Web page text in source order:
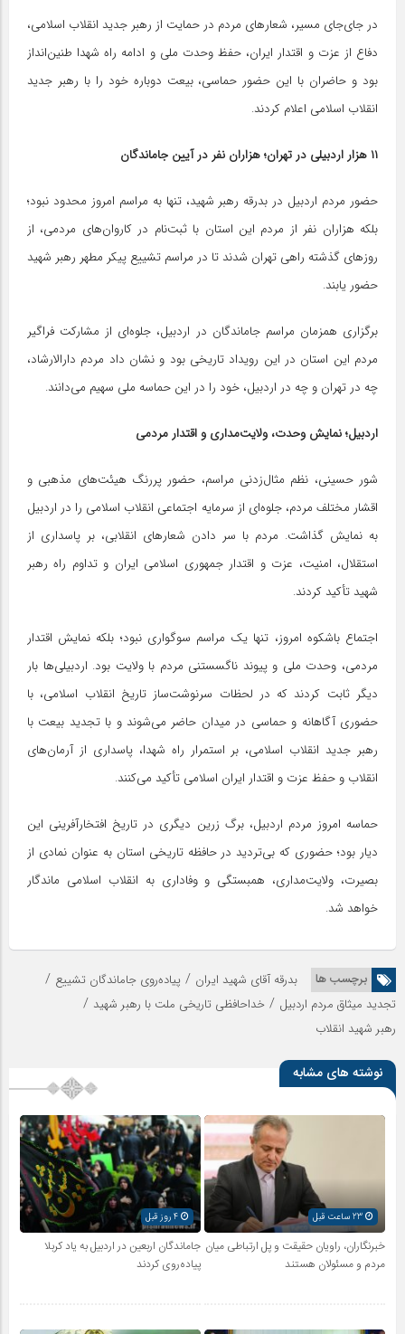
در جای‌جای مسیر، شعارهای مردم در حمایت از رهبر جدید انقلاب اسلامی،
دفاع از عزت و اقتدار ایران، حفظ وحدت ملی و ادامه راه شهدا طنین‌انداز
بود و حاضران با این حضور حماسی، بیعت دوباره خود را با رهبر جدید
انقلاب اسلامی اعلام کردند.
۱۱ هزار اردبیلی در تهران؛ هزاران نفر در آیین جاماندگان
حضور مردم اردبیل در بدرقه رهبر شهید، تنها به مراسم امروز محدود نبود؛
بلکه هزاران نفر از مردم این استان با ثبت‌نام در کاروان‌های مردمی، از
روزهای گذشته راهی تهران شدند تا در مراسم تشییع پیکر مطهر رهبر شهید
حضور یابند.
برگزاری همزمان مراسم جاماندگان در اردبیل، جلوه‌ای از مشارکت فراگیر
مردم این استان در این رویداد تاریخی بود و نشان داد مردم دارالارشاد،
چه در تهران و چه در اردبیل، خود را در این حماسه ملی سهیم می‌دانند.
اردبیل؛ نمایش وحدت، ولایت‌مداری و اقتدار مردمی
شور حسینی، نظم مثال‌زدنی مراسم، حضور پررنگ هیئت‌های مذهبی و
اقشار مختلف مردم، جلوه‌ای از سرمایه اجتماعی انقلاب اسلامی را در اردبیل
به نمایش گذاشت. مردم با سر دادن شعارهای انقلابی، بر پاسداری از
استقلال، امنیت، عزت و اقتدار جمهوری اسلامی ایران و تداوم راه رهبر
شهید تأکید کردند.
اجتماع باشکوه امروز، تنها یک مراسم سوگواری نبود؛ بلکه نمایش اقتدار
مردمی، وحدت ملی و پیوند ناگسستنی مردم با ولایت بود. اردبیلی‌ها بار
دیگر ثابت کردند که در لحظات سرنوشت‌ساز تاریخ انقلاب اسلامی، با
حضوری آگاهانه و حماسی در میدان حاضر می‌شوند و با تجدید بیعت با
رهبر جدید انقلاب اسلامی، بر استمرار راه شهدا، پاسداری از آرمان‌های
انقلاب و حفظ عزت و اقتدار ایران اسلامی تأکید می‌کنند.
حماسه امروز مردم اردبیل، برگ زرین دیگری در تاریخ افتخارآفرینی این
دیار بود؛ حضوری که بی‌تردید در حافظه تاریخی استان به عنوان نمادی از
بصیرت، ولایت‌مداری، همبستگی و وفاداری به انقلاب اسلامی ماندگار
خواهد شد.
برچسب ها بدرقه آقای شهید ایران / پیاده‌روی جاماندگان تشییع /
تجدید میثاق مردم اردبیل / خداحافظی تاریخی ملت با رهبر شهید /
رهبر شهید انقلاب
نوشته های مشابه
23 ساعت قبل
خبرنگاران، راویان حقیقت و پل ارتباطی میان
مردم و مسئولان هستند
جاماندگان اربعین در اردبیل به یاد کربلا
پیاده‌روی کردند